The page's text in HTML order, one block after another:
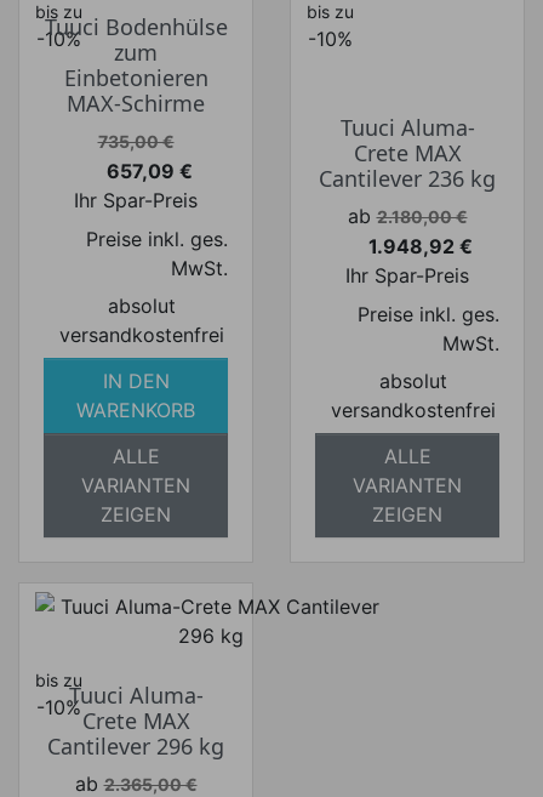
bis zu
-10%
Tuuci Bodenhülse
zum
Einbetonieren
MAX-Schirme
Verkaufspreis
735,00 €
Preis
657,09 €
Ihr Spar-Preis
Preise inkl. ges.
MwSt.
absolut
versandkostenfrei
IN DEN
WARENKORB
ALLE
VARIANTEN
ZEIGEN
bis zu
-10%
Tuuci Aluma-
Crete MAX
Cantilever 236 kg
Verkaufspreis
ab 2.180,00 €
Preis
1.948,92 €
Ihr Spar-Preis
Preise inkl. ges.
MwSt.
absolut
versandkostenfrei
ALLE
VARIANTEN
ZEIGEN
bis zu
-10%Tuuci Aluma-
Crete MAX
Cantilever 296 kg
Verkaufspreis
ab 2.365,00 €